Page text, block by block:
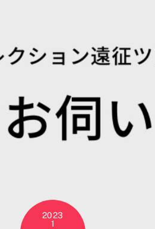
2023
1